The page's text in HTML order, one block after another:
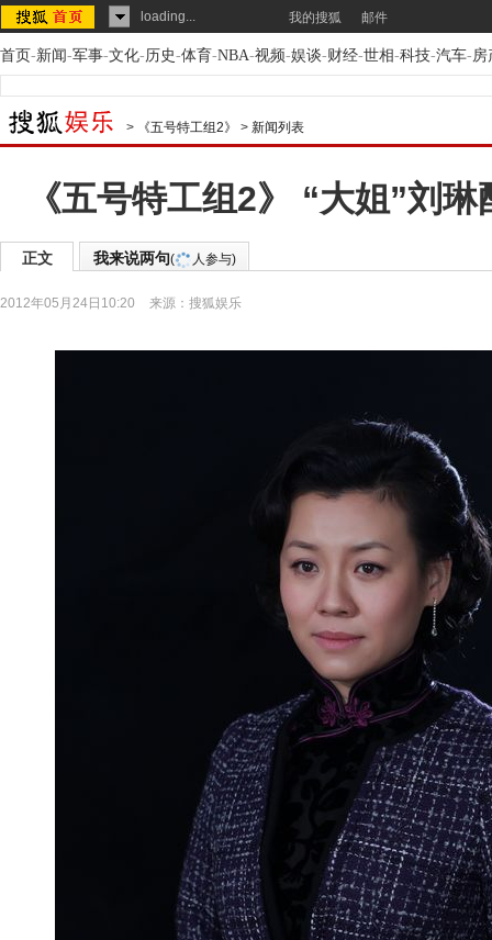
loading... 我的搜狐 邮件
首页-新闻-军事-文化-历史-体育-NBA-视频-娱谈-财经-世相-科技-汽车-房
> 《五号特工组2》 > 新闻列表
《五号特工组2》 “大姐”刘
正文 我来说两句( 人参与)
2012年05月24日10:20 来源： 搜狐娱乐